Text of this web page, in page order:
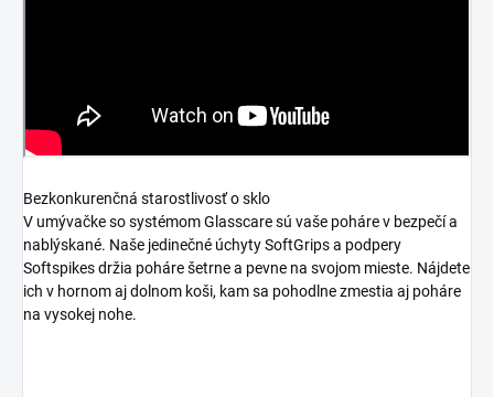
Bezkonkurenčná starostlivosť o sklo
V umývačke so systémom Glasscare sú vaše poháre v bezpečí a
nablýskané. Naše jedinečné úchyty SoftGrips a podpery
Softspikes držia poháre šetrne a pevne na svojom mieste. Nájdete
ich v hornom aj dolnom koši, kam sa pohodlne zmestia aj poháre
na vysokej nohe.